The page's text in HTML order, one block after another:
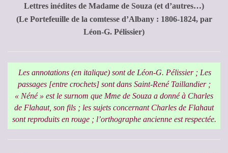
Lettres inédites de Madame de Souza (et d’autres…)
(Le Portefeuille de la comtesse d’Albany : 1806-1824, par
Léon-G. Pélissier)
Les annotations (en italique) sont de Léon-G. Pélissier ; Les
passages [entre crochets] sont dans Saint-René Taillandier ;
« Néné » est le surnom que Mme de Souza a donné à Charles
de Flahaut, son fils ; les sujets concernant Charles de Flahaut
sont reproduits en rouge ; l’orthographe ancienne est respectée.